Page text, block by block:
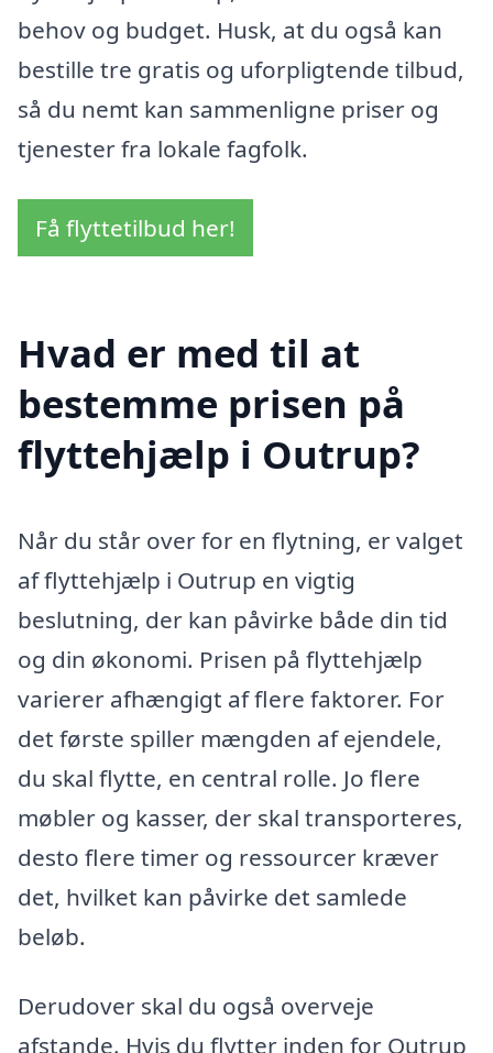
behov og budget. Husk, at du også kan
bestille tre gratis og uforpligtende tilbud,
så du nemt kan sammenligne priser og
tjenester fra lokale fagfolk.
Få flyttetilbud her!
Hvad er med til at
bestemme prisen på
flyttehjælp i Outrup?
Når du står over for en flytning, er valget
af flyttehjælp i Outrup en vigtig
beslutning, der kan påvirke både din tid
og din økonomi. Prisen på flyttehjælp
varierer afhængigt af flere faktorer. For
det første spiller mængden af ejendele,
du skal flytte, en central rolle. Jo flere
møbler og kasser, der skal transporteres,
desto flere timer og ressourcer kræver
det, hvilket kan påvirke det samlede
beløb.
Derudover skal du også overveje
afstande. Hvis du flytter inden for Outrup